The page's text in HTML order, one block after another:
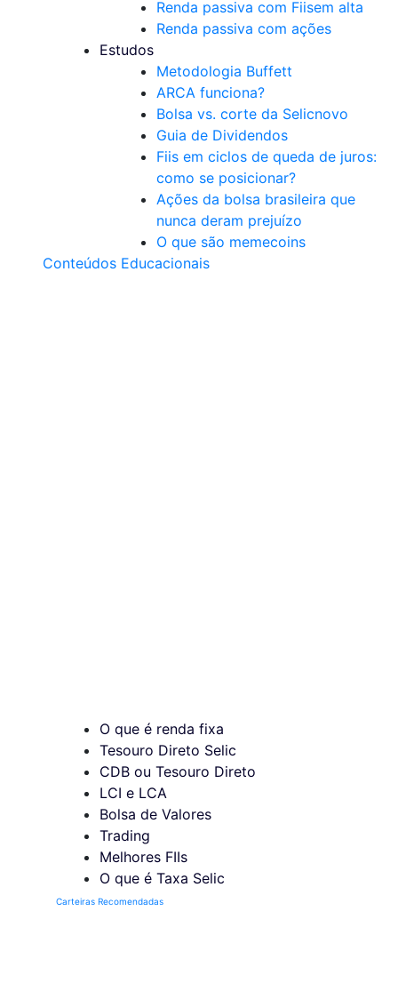
Renda passiva com Fiisem alta
Renda passiva com ações
Estudos
Metodologia Buffett
ARCA funciona?
Bolsa vs. corte da Selicnovo
Guia de Dividendos
Fiis em ciclos de queda de juros:
como se posicionar?
Ações da bolsa brasileira que
nunca deram prejuízo
O que são memecoins
Conteúdos Educacionais
O que é renda fixa
Tesouro Direto Selic
CDB ou Tesouro Direto
LCI e LCA
Bolsa de Valores
Trading
Melhores FIIs
O que é Taxa Selic
Carteiras Recomendadas